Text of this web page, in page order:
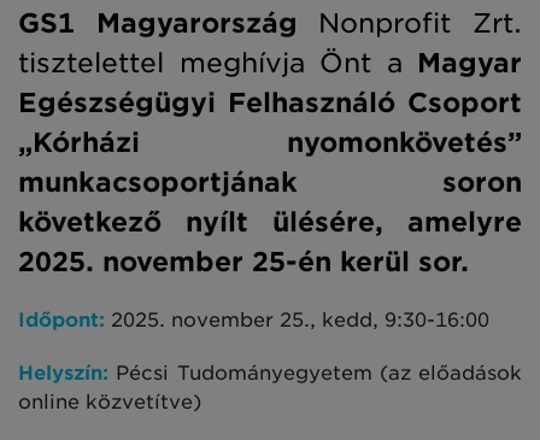
GS1 Magyarország Nonprofit Zrt.
tisztelettel meghívja Önt a Magyar
Egészségügyi Felhasználó Csoport
„Kórházi nyomonkövetés”
munkacsoportjának soron
következő nyílt ülésére, amelyre
2025. november 25-én kerül sor.
Időpont: 2025. november 25., kedd, 9:30-16:00
Helyszín: Pécsi Tudományegyetem (az előadások
online közvetítve)